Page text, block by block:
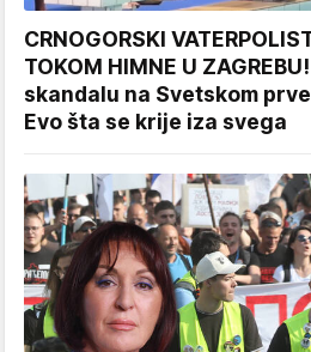
CRNOGORSKI
TOKOM HIMNE U
skandalu na Svetskom
Evo šta se krije iza svega